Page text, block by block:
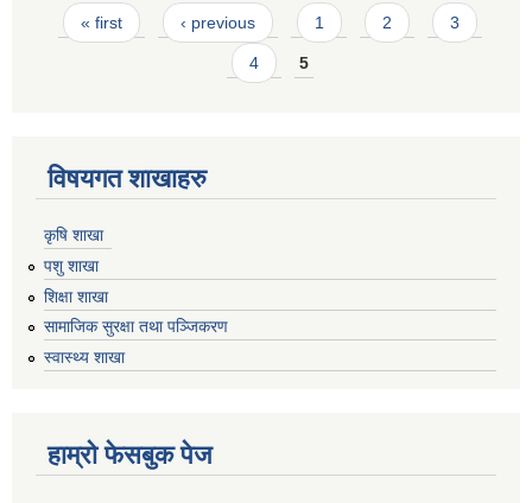
Pages
« first ‹ previous 1 2 3
4 5
विषयगत शाखाहरु
कृषि शाखा
पशु शाखा
शिक्षा शाखा
सामाजिक सुरक्षा तथा पञ्जिकरण
स्वास्थ्य शाखा
हाम्रो फेसबुक पेज